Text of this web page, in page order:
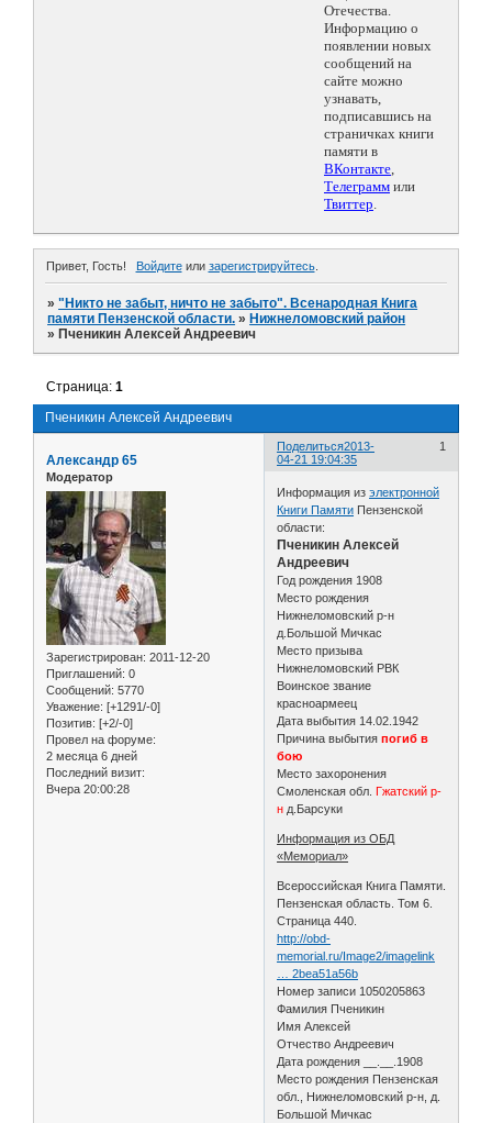
Отечества.
Информацию о
появлении новых
сообщений на
сайте можно
узнавать,
подписавшись на
страничках книги
памяти в
ВКонтакте,
Телеграмм или
Твиттер.
Привет, Гость! Войдитеили зарегистрируйтесь.
»"Никто не забыт, ничто не забыто". Всенародная Книга
памяти Пензенской области. » Нижнеломовский район
» Пченикин Алексей Андреевич
Пченикин Алексей Андреевич
Страница:1
Поделиться 1
2013-
04-21 19:04:35
Александр 65
Модератор
Зарегистрирован: 2011-12-20
Приглашений: 0
Сообщений: 5770
Уважение: [+1291/-0]
Позитив: [+2/-0]
Провел на форуме:
2 месяца 6 дней
Последний визит:
Вчера 20:00:28
Информация изэлектронной
Книги Памяти Пензенской
области:
Пченикин Алексей
Андреевич
Год рождения 1908
Место рождения
Нижнеломовский р-н
д.Большой Мичкас
Место призыва
Нижнеломовский РВК
Воинское звание
красноармеец
Дата выбытия 14.02.1942
Причина выбытияпогиб в
бою
Место захоронения
Смоленская обл. Гжатский р-
н д.Барсуки
Информация из ОБД
«Мемориал»
Всероссийская Книга Памяти.
Пензенская область. Том 6.
Страница 440.
http://obd-
memorial.ru/Image2/imagelink
… 2bea51a56b
Номер записи 1050205863
Фамилия Пченикин
Имя Алексей
Отчество Андреевич
Дата рождения __.__.1908
Место рождения Пензенская
обл., Нижнеломовский р-н, д.
Большой Мичкас